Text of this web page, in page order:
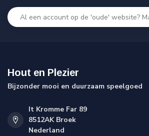
Hout en Plezier
Bijzonder mooi en duurzaam speelgoed
It Kromme Far 89
8512AK Broek
Nederland